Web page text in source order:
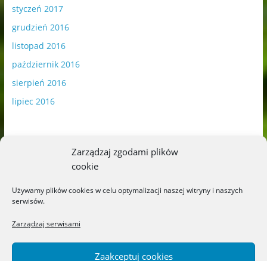
Zarządzaj zgodami plików
cookie
Używamy plików cookies w celu optymalizacji naszej witryny i naszych
serwisów.
Zarządzaj serwisami
Zaakceptuj cookies
styczeń 2017
grudzień 2016
listopad 2016
październik 2016
sierpień 2016
lipiec 2016